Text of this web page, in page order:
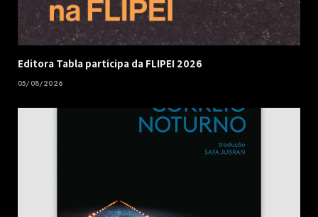
Editora Tabla participa da FLIPEI 2026
05/08/2026